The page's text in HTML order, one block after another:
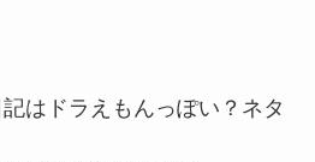
はドラえもんっぽい？ネタ